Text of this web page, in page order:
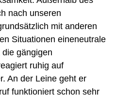
nach unseren
mit anderen
Situationen eineneutrale
gängigen
ruhig auf
An der Leine geht er
funktioniert schon sehr